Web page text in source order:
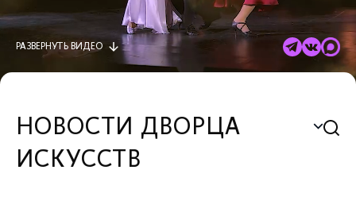
РАЗВЕРНУТЬ ВИДЕО
НОВОСТИ ДВОРЦА
ИСКУССТВ